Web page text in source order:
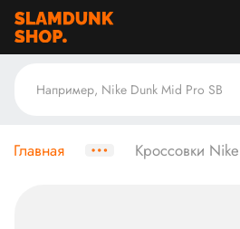
Главная Кроссовки